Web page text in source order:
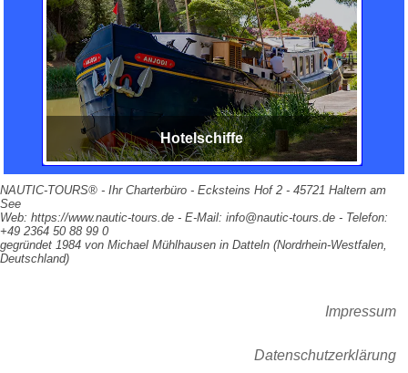
Hotelschiffe
NAUTIC-TOURS® - Ihr Charterbüro - Ecksteins Hof 2 - 45721 Haltern am
See
Web: https://www.nautic-tours.de - E-Mail: info@nautic-tours.de - Telefon:
+49 2364 50 88 99 0
gegründet 1984 von Michael Mühlhausen in Datteln (Nordrhein-Westfalen,
Deutschland)
Impressum
Datenschutzerklärung